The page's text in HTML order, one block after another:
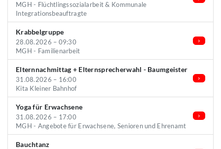
MGH - Flüchtlingssozialarbeit & Kommunale
Integrationsbeauftragte
Krabbelgruppe
28.08.2026 – 09:30
MGH - Familienarbeit
Elternnachmittag + Elternsprecherwahl - Baumgeister
31.08.2026 – 16:00
Kita Kleiner Bahnhof
Yoga für Erwachsene
31.08.2026 – 17:00
MGH - Angebote für Erwachsene, Senioren und Ehrenamt
Bauchtanz